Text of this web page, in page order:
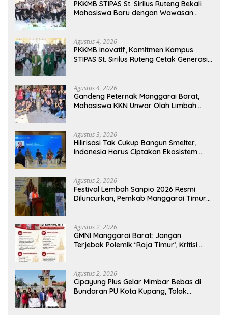
PKKMB STIPAS St. Sirilus Ruteng Bekali
Mahasiswa Baru dengan Wawasan
Agustus 4, 2026
PKKMB Inovatif, Komitmen Kampus
STIPAS St. Sirilus Ruteng Cetak Generasi
Agustus 4, 2026
Gandeng Peternak Manggarai Barat,
Mahasiswa KKN Unwar Olah Limbah
Agustus 3, 2026
Hilirisasi Tak Cukup Bangun Smelter,
Indonesia Harus Ciptakan Ekosistem
Agustus 2, 2026
Festival Lembah Sanpio 2026 Resmi
Diluncurkan, Pemkab Manggarai Timur
Agustus 2, 2026
GMNI Manggarai Barat: Jangan
Terjebak Polemik ‘Raja Timur’, Kritisi
Agustus 2, 2026
Cipayung Plus Gelar Mimbar Bebas di
Bundaran PU Kota Kupang, Tolak